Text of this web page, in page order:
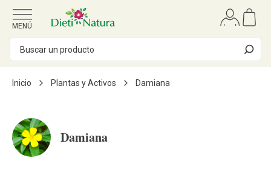
Ir al contenido
MENÚ
Inicio Plantas y Activos Damiana
Damiana